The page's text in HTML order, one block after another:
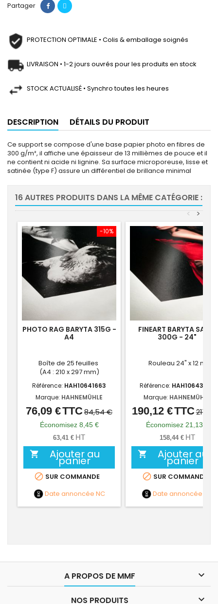
Partager
PROTECTION OPTIMALE • Colis & emballage soignés
LIVRAISON • 1-2 jours ouvrés pour les produits en stock
STOCK ACTUALISÉ • Synchro toutes les heures
DESCRIPTION DÉTAILS DU PRODUIT
Ce support se compose d'une base papier photo en fibres de
300 g/m², il affiche une épaisseur de 13 millièmes de pouce et il
ne contient ni acide ni lignine. Sa surface microporeuse, lisse et
satinée (type F) assure un différentiel de brillance minimal
16 AUTRES PRODUITS DANS LA MÊME CATÉGORIE :
>
<
-10%
PHOTO RAG BARYTA 315G -
A4
Boîte de 25 feuilles
(A4 : 210 x 297 mm)
Référence: HAH10641663
Marque: HAHNEMÜHLE
Prix
Prix
de
base
76,09 €TTC84,54 €
Économisez 8,45 €
63,41 € HT
 Ajouter au
panier
 SUR COMMANDE
Date annoncée NC
FINEART BARYTA SATIN
300G - 24"
Rouleau 24" x 12 m
Référence: HAH10643533
Marque: HAHNEMÜHLE
Prix
Prix
de
base
190,12 €TTC
Économisez 21,13 €
158,44 € HT
 Ajouter au
panier
 SUR COMMANDE
Date annoncée
A PROPOS DE MMF 
NOS PRODUITS 